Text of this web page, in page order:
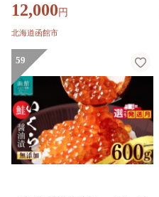
鮮 いくら丼 パスタ 海の宝石 食
感 贅沢 使い切りサイズ おにぎ
館 ふるさと グルメ お取り寄せ
送料無料_HD032-065-11
12,000 円
北海道函館市
59